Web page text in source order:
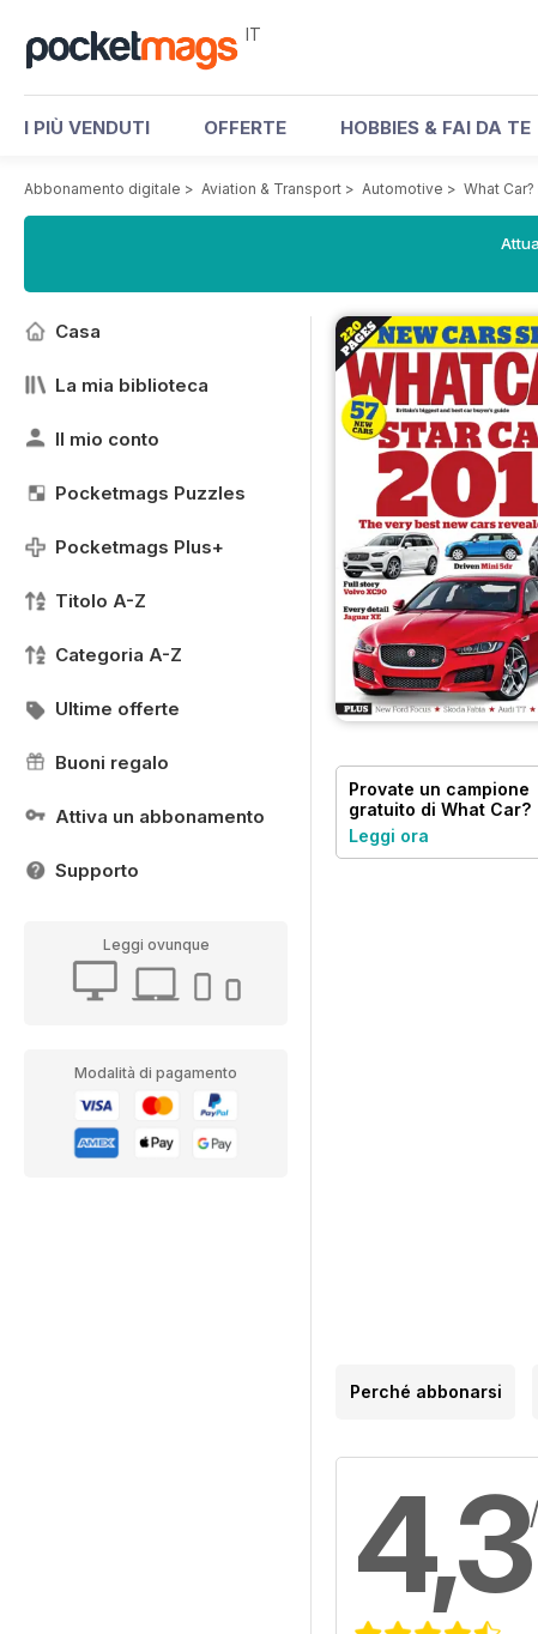
IT
I PIÙ VENDUTI OFFERTE HOBBIES & FAI DA TE
Abbonamento digitale > Aviation & Transport > Automotive > What
Casa
La mia biblioteca
Il mio conto
Pocketmags Puzzles
Pocketmags Plus+
Titolo A-Z
Categoria A-Z
Ultime offerte
Buoni regalo
Attiva un abbonamento
Supporto
Leggi ovunque
Modalità di pagamento
Provate un campione
gratuito di What Car?
Leggi ora
Perché abbonarsi
4,3